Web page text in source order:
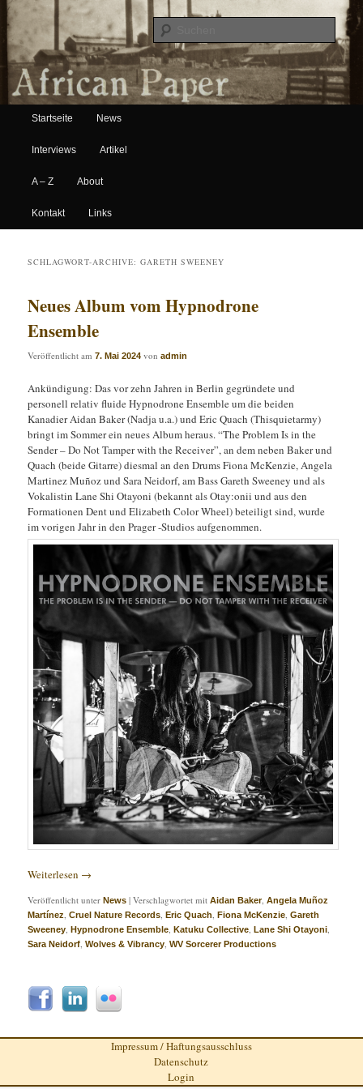
African Paper
Hauptmenü
Zum Inhalt wechseln
Zum sekundären Inhalt wechseln
Startseite News
Interviews Artikel
A – Z About
Kontakt Links
SCHLAGWORT-ARCHIVE:GARETH SWEENEY
Neues Album vom Hypnodrone
Ensemble
Veröffentlicht am7. Mai 2024 vonadmin
Ankündigung: Das vor zehn Jahren in Berlin gegründete und
personell relativ fluide Hypnodrone Ensemble um die beiden
Kanadier Aidan Baker (Nadja u.a.) und Eric Quach (Thisquietarmy)
bringt im Sommer ein neues Album heraus. “The Problem Is in the
Sender – Do Not Tamper with the Receiver”, an dem neben Baker und
Quach (beide Gitarre) diesmal an den Drums Fiona McKenzie, Angela
Martinez Muñoz und Sara Neidorf, am Bass Gareth Sweeney und als
Vokalistin Lane Shi Otayoni (bekannt als Otay:onii und aus den
Formationen Dent und Elizabeth Color Wheel) beteiligt sind, wurde
im vorigen Jahr in den Prager -Studios aufgenommen.
Weiterlesen →
Veröffentlicht unter News |Verschlagwortet mit Aidan Baker,Angela Muñoz
Martínez,Cruel Nature Records,Eric Quach,Fiona McKenzie,Gareth
Sweeney,Hypnodrone Ensemble,Katuku Collective,Lane Shi Otayoni,
Sara Neidorf,Wolves & Vibrancy,WV Sorcerer Productions
Impressum / Haftungsausschluss
Datenschutz
Login